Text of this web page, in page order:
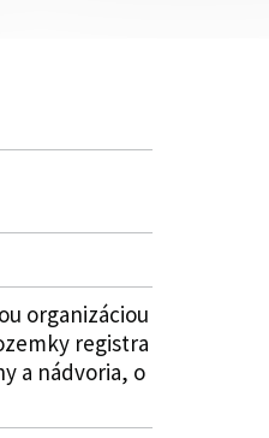
organizáciou
registra
a nádvoria, o